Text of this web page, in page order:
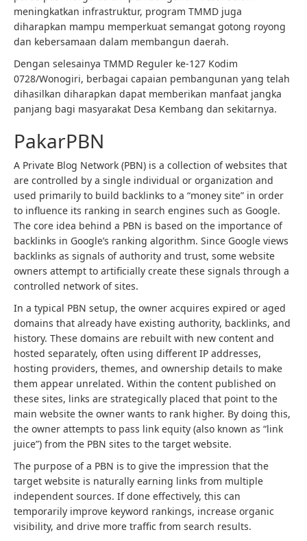
meningkatkan infrastruktur, program TMMD juga
diharapkan mampu memperkuat semangat gotong royong
dan kebersamaan dalam membangun daerah.
Dengan selesainya TMMD Reguler ke-127 Kodim
0728/Wonogiri, berbagai capaian pembangunan yang telah
dihasilkan diharapkan dapat memberikan manfaat jangka
panjang bagi masyarakat Desa Kembang dan sekitarnya.
PakarPBN
A Private Blog Network (PBN) is a collection of websites that
are controlled by a single individual or organization and
used primarily to build backlinks to a “money site” in order
to influence its ranking in search engines such as Google.
The core idea behind a PBN is based on the importance of
backlinks in Google’s ranking algorithm. Since Google views
backlinks as signals of authority and trust, some website
owners attempt to artificially create these signals through a
controlled network of sites.
In a typical PBN setup, the owner acquires expired or aged
domains that already have existing authority, backlinks, and
history. These domains are rebuilt with new content and
hosted separately, often using different IP addresses,
hosting providers, themes, and ownership details to make
them appear unrelated. Within the content published on
these sites, links are strategically placed that point to the
main website the owner wants to rank higher. By doing this,
the owner attempts to pass link equity (also known as “link
juice”) from the PBN sites to the target website.
The purpose of a PBN is to give the impression that the
target website is naturally earning links from multiple
independent sources. If done effectively, this can
temporarily improve keyword rankings, increase organic
visibility, and drive more traffic from search results.